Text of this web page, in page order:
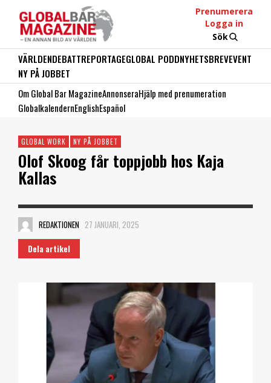
Prenumerera
Logga in
Sök
VÄRLDENDEBATTREPORTAGEGLOBAL PODDNYHETSBREVEVENT
NY PÅ JOBBET
Om Global Bar MagazineAnnonseraHjälp med prenumeration
GlobalkalendernEnglishEspañol
GLOBAL WORK NY PÅ JOBBET
Olof Skoog får toppjobb hos Kaja
Kallas
REDAKTIONEN 27 JANUARI, 2025
Dela artikel